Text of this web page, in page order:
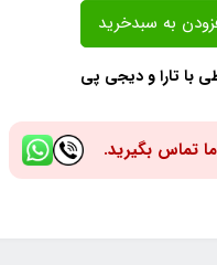
با تارا و دیجی پی
تماس بگیرید.